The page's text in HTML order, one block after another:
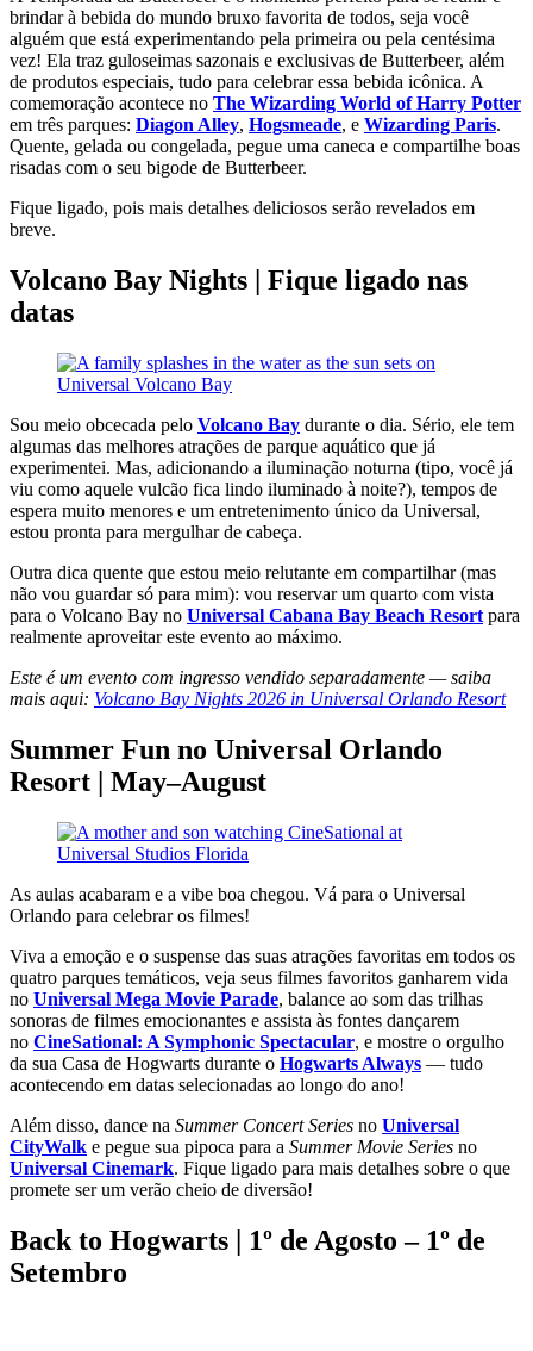
brindar à bebida do mundo bruxo favorita de todos, seja você
alguém que está experimentando pela primeira ou pela centésima
vez! Ela traz guloseimas sazonais e exclusivas de Butterbeer, além
de produtos especiais, tudo para celebrar essa bebida icônica. A
comemoração acontece no The Wizarding World of Harry Potter
em três parques: Diagon Alley, Hogsmeade, e Wizarding Paris.
Quente, gelada ou congelada, pegue uma caneca e compartilhe boas
risadas com o seu bigode de Butterbeer.
Fique ligado, pois mais detalhes deliciosos serão revelados em
breve.
Volcano Bay Nights | Fique ligado nas
datas
Sou meio obcecada pelo Volcano Bay durante o dia. Sério, ele tem
algumas das melhores atrações de parque aquático que já
experimentei. Mas, adicionando a iluminação noturna (tipo, você já
viu como aquele vulcão fica lindo iluminado à noite?), tempos de
espera muito menores e um entretenimento único da Universal,
estou pronta para mergulhar de cabeça.
Outra dica quente que estou meio relutante em compartilhar (mas
não vou guardar só para mim): vou reservar um quarto com vista
para o Volcano Bay no Universal Cabana Bay Beach Resort para
realmente aproveitar este evento ao máximo.
Este é um evento com ingresso vendido separadamente — saiba
mais aqui: Volcano Bay Nights 2026 in Universal Orlando Resort
Summer Fun no Universal Orlando
Resort | May–August
As aulas acabaram e a vibe boa chegou. Vá para o Universal
Orlando para celebrar os filmes!
Viva a emoção e o suspense das suas atrações favoritas em todos os
quatro parques temáticos, veja seus filmes favoritos ganharem vida
no Universal Mega Movie Parade, balance ao som das trilhas
sonoras de filmes emocionantes e assista às fontes dançarem
no CineSational: A Symphonic Spectacular, e mostre o orgulho
da sua Casa de Hogwarts durante o Hogwarts Always — tudo
acontecendo em datas selecionadas ao longo do ano!
Além disso, dance na Summer Concert Series no Universal
CityWalk e pegue sua pipoca para a Summer Movie Series no
Universal Cinemark. Fique ligado para mais detalhes sobre o que
promete ser um verão cheio de diversão!
Back to Hogwarts | 1º de Agosto – 1º de
Setembro